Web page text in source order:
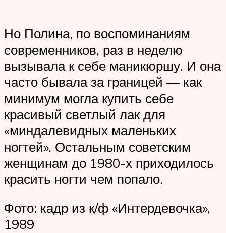
Но Полина, по воспоминаниям
современников, раз в неделю
вызывала к себе маникюршу. И она
часто бывала за границей — как
минимум могла купить себе
красивый светлый лак для
«миндалевидных маленьких
ногтей». Остальным советским
женщинам до 1980-х приходилось
красить ногти чем попало.
Фото: кадр из к/ф «Интердевочка»,
1989